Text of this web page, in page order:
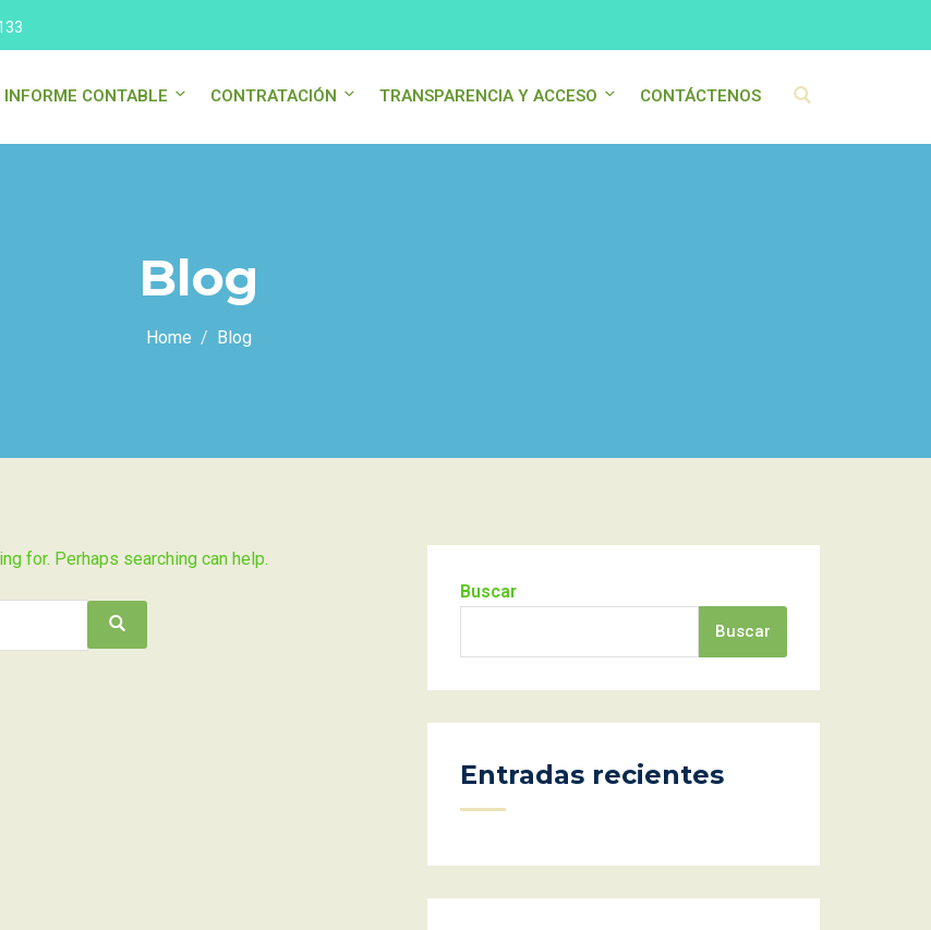
INFORME CONTABLE CONTRATACIÓN TRANSPARENCIA Y ACCESO CONTÁCTENOS
Blog
Home Blog
for. Perhaps searching can help.
Search
Buscar
Buscar
Entradas recientes